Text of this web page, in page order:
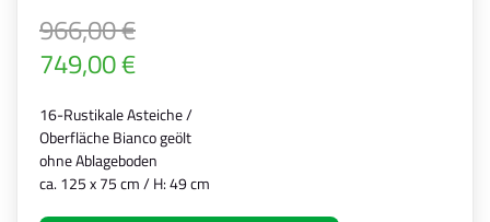
966,00 €
749,00 €
16-Rustikale Asteiche /
Oberfläche Bianco geölt
ohne Ablageboden
ca. 125 x 75 cm / H: 49 cm